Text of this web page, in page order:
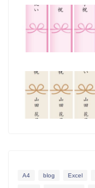
A4 blog Excel